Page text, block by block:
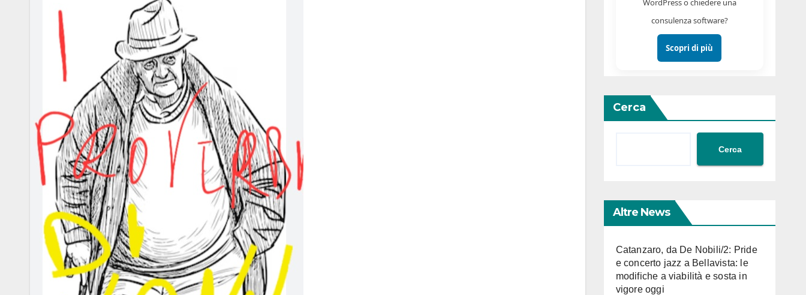
Cerca
Cerca
Altre News
Catanzaro, da De Nobili/2: Pride
e concerto jazz a Bellavista: le
modifiche a viabilità e sosta in
vigore oggi
WordPress o chiedere una
consulenza software?
Scopri di più